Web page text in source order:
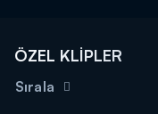
karmakarışık bir hal
saklayabilecektir?
Dönence yeni
ÖZEL KLİPLER
Sırala